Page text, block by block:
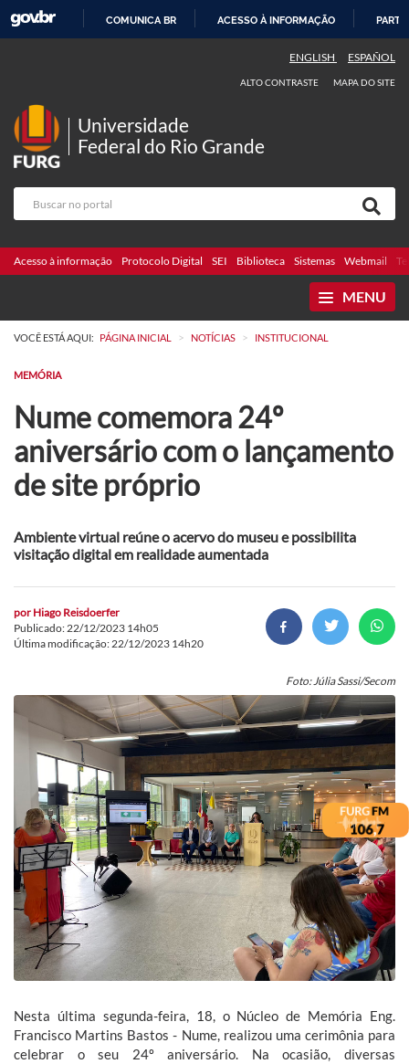
COMUNICA BR ACESSO À INFORMAÇÃO
ENGLISH ESPAÑOL
ALTO CONTRASTE MAPA DO SITE
Universidade
Federal do Rio Grande
Acesso à informação Protocolo Digital SEI Biblioteca Sistemas Webmail
MENU
VOCÊ ESTÁ AQUI: PÁGINA INICIAL > NOTÍCIAS > INSTITUCIONAL
MEMÓRIA
Nume comemora 24º
aniversário com o lançamento
de site próprio
Ambiente virtual reúne o acervo do museu e possibilita
visitação digital em realidade aumentada
por Hiago Reisdoerfer
Publicado: 22/12/2023 14h05
Última modificação: 22/12/2023 14h20
Foto: Júlia Sassi/Secom
Nesta última segunda-feira, 18, o Núcleo de Memória Eng.
Francisco Martins Bastos - Nume, realizou uma cerimônia para
celebrar o seu 24º aniversário. Na ocasião, diversas